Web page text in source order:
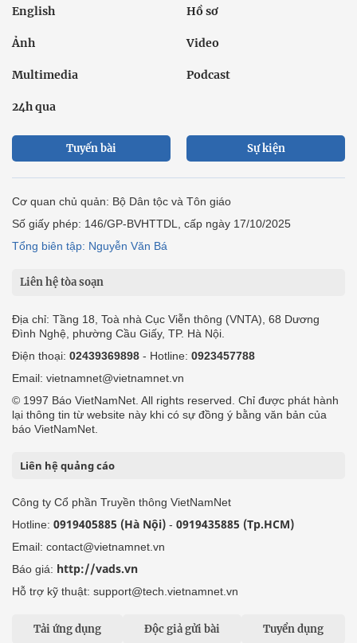
English Hồ sơ
Ảnh Video
Multimedia Podcast
24h qua
Tuyến bài Sự kiện
Cơ quan chủ quản: Bộ Dân tộc và Tôn giáo
Số giấy phép: 146/GP-BVHTTDL, cấp ngày 17/10/2025
Tổng biên tập: Nguyễn Văn Bá
Liên hệ tòa soạn
Địa chỉ: Tầng 18, Toà nhà Cục Viễn thông (VNTA), 68 Dương
Đình Nghệ, phường Cầu Giấy, TP. Hà Nội.
Điện thoại: 02439369898 - Hotline: 0923457788
Email: vietnamnet@vietnamnet.vn
© 1997 Báo VietNamNet. All rights reserved. Chỉ được phát hành
lại thông tin từ website này khi có sự đồng ý bằng văn bản của
báo VietNamNet.
Liên hệ quảng cáo
Công ty Cổ phần Truyền thông VietNamNet
Hotline: 0919405885 (Hà Nội) - 0919435885 (Tp.HCM)
Email: contact@vietnamnet.vn
Báo giá: http://vads.vn
Hỗ trợ kỹ thuật: support@tech.vietnamnet.vn
Tải ứng dụng Độc giả gửi bài Tuyển dụng